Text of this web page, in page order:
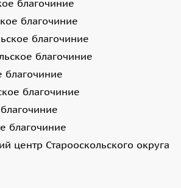
благочиние
благочиние
благочиние
благочиние
благочиние
благочиние
благочиние
центр Старооскольского округа